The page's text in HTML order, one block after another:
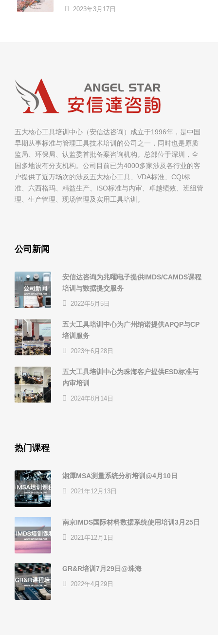
2023年3月17日
五大核心工具培训中心（安信达咨询）成立于1996年，是中国
早期从事标准与管理工具技术培训的公司之一，同时也是原质
监局、环保局、认监委首批备案咨询机构。总部位于深圳，全
国多地设有分支机构。公司目前已为4000多家涉及各行业的客
户提供了近万场次的涉及五大核心工具、VDA标准、CQI标
准、六西格玛、精益生产、ISO标准与内审、卓越绩效、班组管
理、生产管理、现场管理及实用工具培训。
公司新闻
安信达咨询为兆曜电子提供IMDS/CAMDS课程
培训与数据提交服务
2022年5月5日
五大工具培训中心为广州纳诺提供APQP与CP
培训服务
2023年6月28日
五大工具培训中心为珠海客户提供ESD标准与
内审培训
2024年8月14日
热门课程
湘潭MSA测量系统分析培训@4月10日
2021年12月13日
南京IMDS国际材料数据系统使用培训3月25日
2021年12月1日
GR&R培训7月29日@珠海
2022年4月29日